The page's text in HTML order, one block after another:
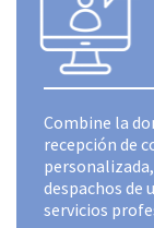
Combine la
recepción de
despachos de
servicios